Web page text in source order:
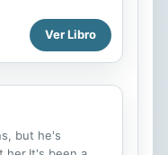
Dex Belmont, is
But just when
in the towel,
takes a
Ver Libro
but he's